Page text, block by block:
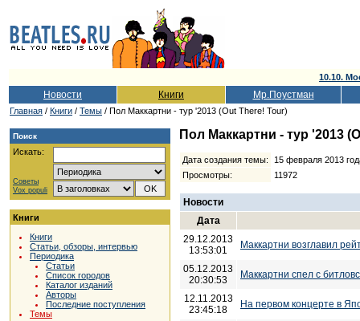
10.10.
Новости Книги Мр.Поустман
Главная / Книги / Темы / Пол Маккартни - тур '2013 (Out There! Tour)
Поиск
Искать:
Советы
Vox populi
Книги
Книги
Статьи, обзоры, интервью
Периодика
Статьи
Список городов
Каталог изданий
Авторы
Последние поступления
Темы
Пол Маккартни - тур '2013
Дата создания темы:
15 февраля 2013
Просмотры:
11972
Новости
Дата
29.12.2013
13:53:01
Маккартни возглавил
05.12.2013
20:30:53
Маккартни спел с
12.11.2013
23:45:18
На первом концерте в